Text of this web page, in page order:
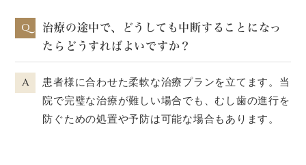
Q
治療の途中で、どうしても中断することになっ
たらどうすればよいですか？
A
患者様に合わせた柔軟な治療プランを立てます。当
院で完璧な治療が難しい場合でも、むし歯の進行を
防ぐための処置や予防は可能な場合もあります。